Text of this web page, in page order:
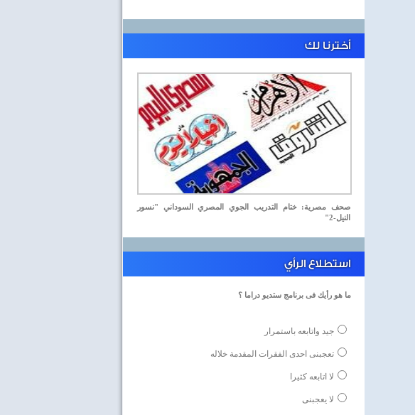
أخترنا لك
صحف مصرية: ختام التدريب الجوي المصري السوداني "نسور
النيل-2"
استطلاع الرأي
ما هو رأيك فى برنامج ستديو دراما ؟
جيد واتابعه باستمرار
تعجبنى احدى الفقرات المقدمة خلاله
لا اتابعه كثيرا
لا يعجبنى